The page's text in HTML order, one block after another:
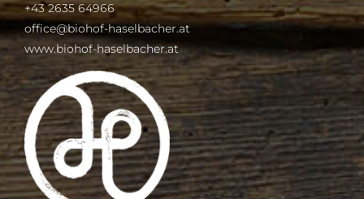
+43 2635 64966
office@biohof-haselbacher.at
www.biohof-haselbacher.at